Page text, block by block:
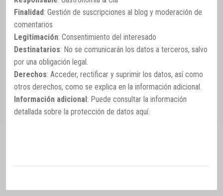
Finalidad: Gestión de suscripciones al blog y moderación de
comentarios
Legitimación: Consentimiento del interesado
Destinatarios: No se comunicarán los datos a terceros, salvo
por una obligación legal.
Derechos: Acceder, rectificar y suprimir los datos, así como
otros derechos, como se explica en la información adicional.
Información adicional : Puede consultar la información
detallada sobre la protección de datos aquí.